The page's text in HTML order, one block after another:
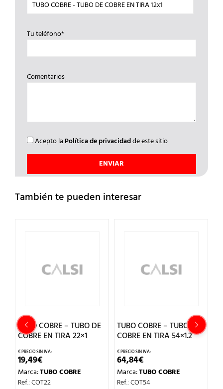
Tu teléfono*
Comentarios
Acepto la Política de privacidadde este sitio
También te pueden interesar
TUBO COBRE – TUBO DE
COBRE EN TIRA 22×1
19,49€
Marca:TUBO COBRE
Ref.: COT22
TUBO COBRE – TUBO DE
COBRE EN TIRA 54×1.2
64,84€
Marca:TUBO COBRE
Ref.: COT54